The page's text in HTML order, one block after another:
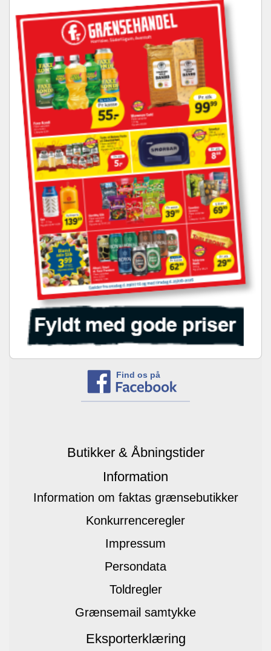
Find os på
Butikker & Åbningstider
Information
Information om faktas grænsebutikker
Konkurrenceregler
Impressum
Persondata
Toldregler
Grænsemail samtykke
Eksporterklæring